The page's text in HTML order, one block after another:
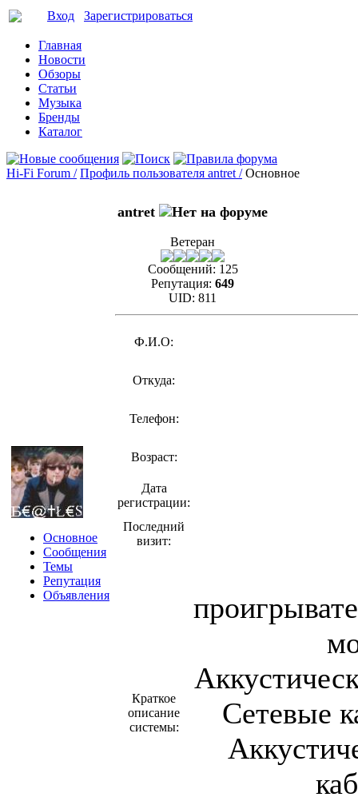
Вход Зарегистрироваться
Главная
Новости
Обзоры
Статьи
Музыка
Бренды
Каталог
Hi-Fi Forum / Профиль пользователя antret / Основное
Основное
Сообщения
Темы
Репутация
Объявления
antret
Ветеран
Сообщений: 125
Репутация: 649
UID: 811
Ф.И.О:
Откуда:
Телефон:
Возраст:
Дата
регистрации:
Последний
визит:
Краткое
описание
системы:
Сетевые